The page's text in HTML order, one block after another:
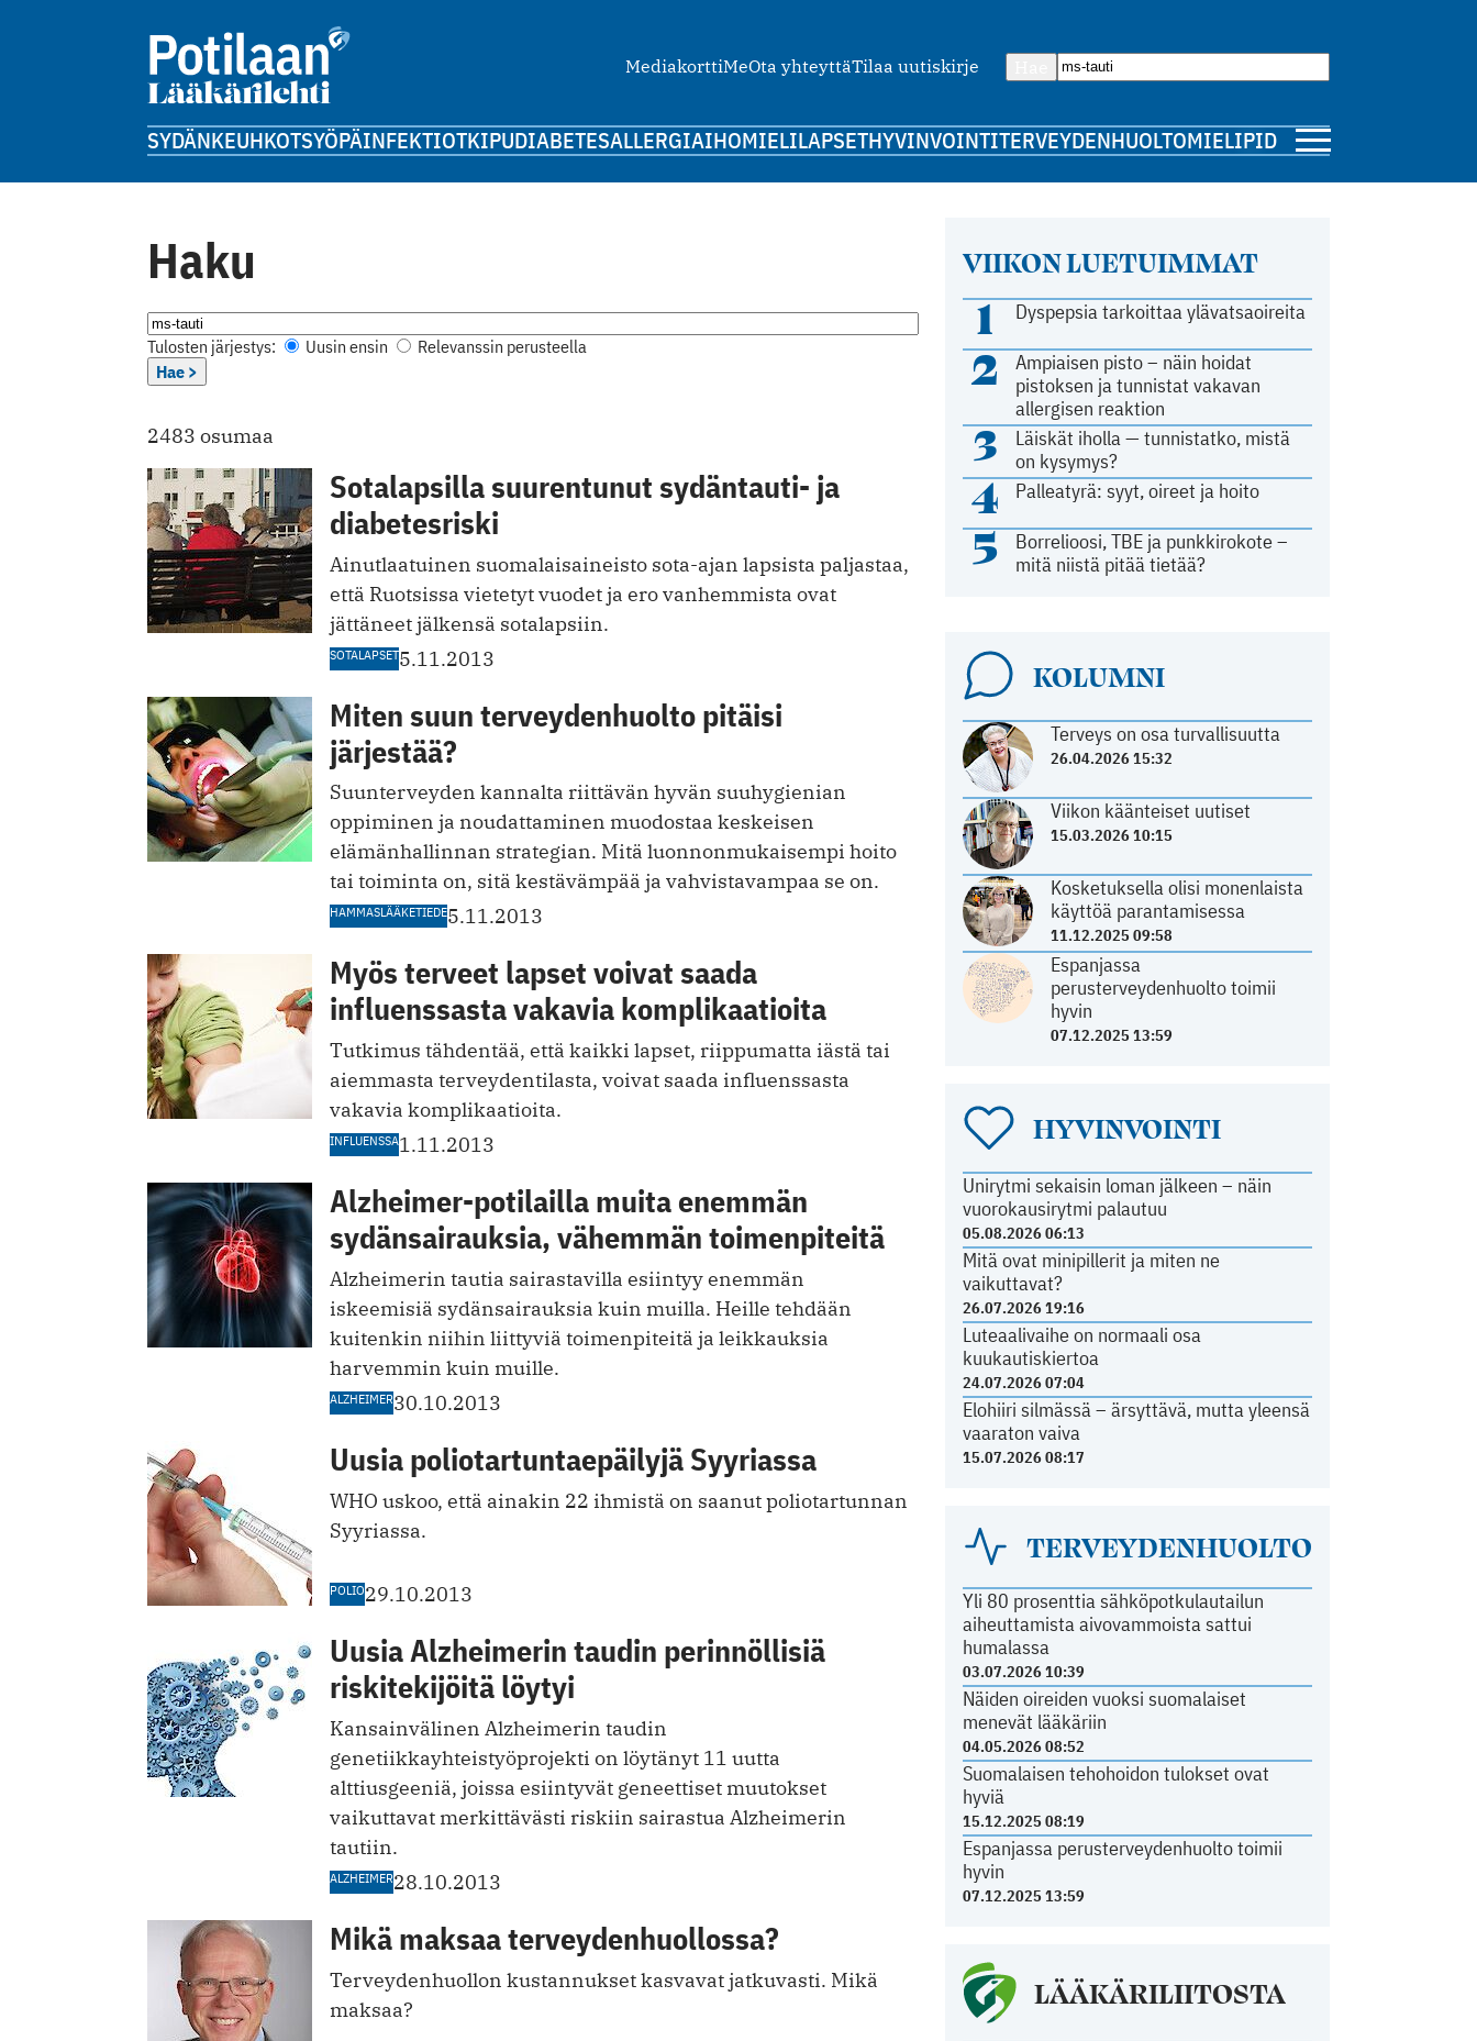
MediakorttiMeOta yhteyttäTilaa uutiskirje
SYDÄNKEUHKOTSYÖPÄINFEKTIOTKIPUDIABETESALLERGIAIHOMIELILAPSETHYVINVOINTITERVEYDENHUOLTOMIELIPIDE
Haku
Tulosten järjestys: Uusin ensin
Relevanssin perusteella
Hae >
2483 osumaa
Sotalapsilla suurentunut sydäntauti- ja
diabetesriski
Ainutlaatuinen suomalaisaineisto sota-ajan lapsista paljastaa,
että Ruotsissa vietetyt vuodet ja ero vanhemmista ovat
jättäneet jälkensä sotalapsiin.
SOTALAPSET5.11.2013
Miten suun terveydenhuolto pitäisi
järjestää?
Suunterveyden kannalta riittävän hyvän suuhygienian
oppiminen ja noudattaminen muodostaa keskeisen
elämänhallinnan strategian. Mitä luonnonmukaisempi hoito
tai toiminta on, sitä kestävämpää ja vahvistavampaa se on.
HAMMASLÄÄKETIEDE5.11.2013
Myös terveet lapset voivat saada
influenssasta vakavia komplikaatioita
Tutkimus tähdentää, että kaikki lapset, riippumatta iästä tai
aiemmasta terveydentilasta, voivat saada influenssasta
vakavia komplikaatioita.
INFLUENSSA1.11.2013
Alzheimer-potilailla muita enemmän
sydänsairauksia, vähemmän toimenpiteitä
Alzheimerin tautia sairastavilla esiintyy enemmän
iskeemisiä sydänsairauksia kuin muilla. Heille tehdään
kuitenkin niihin liittyviä toimenpiteitä ja leikkauksia
harvemmin kuin muille.
ALZHEIMER30.10.2013
Uusia poliotartuntaepäilyjä Syyriassa
WHO uskoo, että ainakin 22 ihmistä on saanut poliotartunnan
Syyriassa.
POLIO29.10.2013
Uusia Alzheimerin taudin perinnöllisiä
riskitekijöitä löytyi
Kansainvälinen Alzheimerin taudin
genetiikkayhteistyöprojekti on löytänyt 11 uutta
alttiusgeeniä, joissa esiintyvät geneettiset muutokset
vaikuttavat merkittävästi riskiin sairastua Alzheimerin
tautiin.
ALZHEIMER28.10.2013
Mikä maksaa terveydenhuollossa?
Terveydenhuollon kustannukset kasvavat jatkuvasti. Mikä
maksaa?
VIIKON LUETUIMMAT
1 Dyspepsia tarkoittaa ylävatsaoireita
2
Ampiaisen pisto – näin hoidat
pistoksen ja tunnistat vakavan
allergisen reaktion
3
Läiskät iholla — tunnistatko, mistä
on kysymys?
4 Palleatyrä: syyt, oireet ja hoito
5
Borrelioosi, TBE ja punkkirokote –
mitä niistä pitää tietää?
KOLUMNI
Terveys on osa turvallisuutta
26.04.2026 15:32
Viikon käänteiset uutiset
15.03.2026 10:15
Kosketuksella olisi monenlaista
käyttöä parantamisessa
11.12.2025 09:58
Espanjassa
perusterveydenhuolto toimii
hyvin
07.12.2025 13:59
HYVINVOINTI
Unirytmi sekaisin loman jälkeen – näin
vuorokausirytmi palautuu
05.08.2026 06:13
Mitä ovat minipillerit ja miten ne
vaikuttavat?
26.07.2026 19:16
Luteaalivaihe on normaali osa
kuukautiskiertoa
24.07.2026 07:04
Elohiiri silmässä – ärsyttävä, mutta yleensä
vaaraton vaiva
15.07.2026 08:17
TERVEYDENHUOLTO
Yli 80 prosenttia sähköpotkulautailun
aiheuttamista aivovammoista sattui
humalassa
03.07.2026 10:39
Näiden oireiden vuoksi suomalaiset
menevät lääkäriin
04.05.2026 08:52
Suomalaisen tehohoidon tulokset ovat
hyviä
15.12.2025 08:19
Espanjassa perusterveydenhuolto toimii
hyvin
07.12.2025 13:59
LÄÄKÄRILIITOSTA